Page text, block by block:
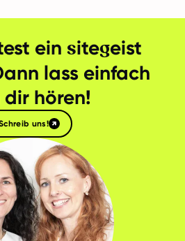
ein sitegeist
lass einfach
dir hören!
uns!